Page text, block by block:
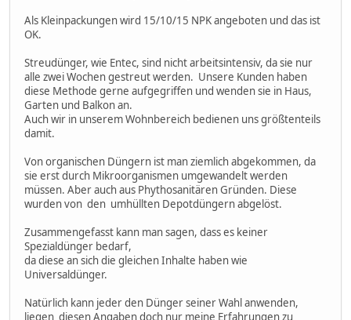
Als Kleinpackungen wird 15/10/15 NPK angeboten und das ist
OK.
Streudünger, wie Entec, sind nicht arbeitsintensiv, da sie nur
alle zwei Wochen gestreut werden. Unsere Kunden haben
diese Methode gerne aufgegriffen und wenden sie in Haus,
Garten und Balkon an.
Auch wir in unserem Wohnbereich bedienen uns größtenteils
damit.
Von organischen Düngern ist man ziemlich abgekommen, da
sie erst durch Mikroorganismen umgewandelt werden
müssen. Aber auch aus Phythosanitären Gründen. Diese
wurden von den umhüllten Depotdüngern abgelöst.
Zusammengefasst kann man sagen, dass es keiner
Spezialdünger bedarf,
da diese an sich die gleichen Inhalte haben wie
Universaldünger.
Natürlich kann jeder den Dünger seiner Wahl anwenden,
liegen diesen Angaben doch nur meine Erfahrungen zu